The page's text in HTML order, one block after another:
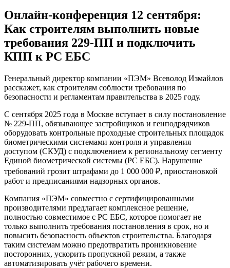
Онлайн-конференция 12 сентября:
Как строителям выполнить новые
требования 229‑ПП и подключить
КПП к РС ЕБС
Генеральный директор компании «ПЭМ» Всеволод Измайлов
расскажет, как строителям соблюсти требования по
безопасности и регламентам правительства в 2025 году.
С сентября 2025 года в Москве вступает в силу постановление
№ 229‑ПП, обязывающее застройщиков и генподрядчиков
оборудовать контрольные проходные строительных площадок
биометрическими системами контроля и управления
доступом (СКУД) с подключением к региональному сегменту
Единой биометрической системы (РС ЕБС). Нарушение
требований грозит штрафами до 1 000 000 ₽, приостановкой
работ и предписаниями надзорных органов.
Компания «ПЭМ» совместно с сертифицированными
производителями предлагает комплексное решение,
полностью совместимое с РС ЕБС, которое помогает не
только выполнить требования постановления в срок, но и
повысить безопасность объектов строительства. Благодаря
таким системам можно предотвратить проникновение
посторонних, ускорить пропускной режим, а также
автоматизировать учёт рабочего времени.